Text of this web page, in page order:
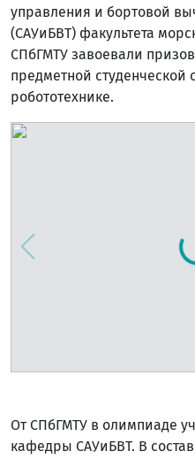
управления и бортовой
(САУиБВТ) факультета
СПбГМТУ завоевали
предметной студенческой
робототехнике.
От СПбГМТУ в олимпиаде
кафедры САУиБВТ. В